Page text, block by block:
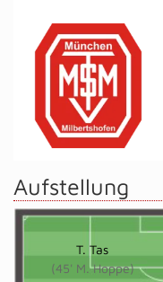
Aufstellung
T. Tas
(45' M. Hoppe)